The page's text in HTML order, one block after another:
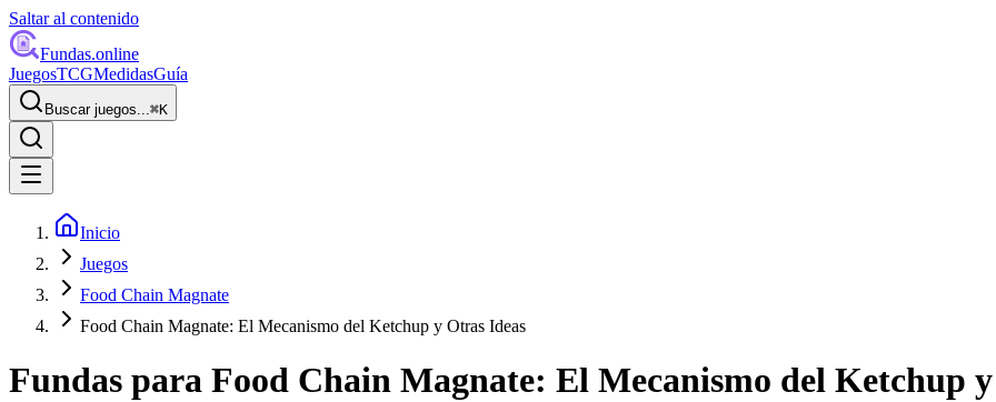
Saltar al contenido
Fundas.online
JuegosTCGMedidasGuía
Buscar juegos...⌘K
Inicio
Juegos
Food Chain Magnate
Food Chain Magnate: El Mecanismo del Ketchup y Otras Ideas
Fundas para Food Chain Magnate: El Mecanismo del Ketchup